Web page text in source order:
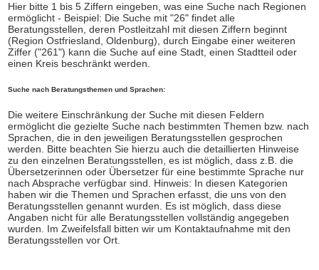
Hier bitte 1 bis 5 Ziffern eingeben, was eine Suche nach Regionen
ermöglicht - Beispiel: Die Suche mit "26" findet alle
Beratungsstellen, deren Postleitzahl mit diesen Ziffern beginnt
(Region Ostfriesland, Oldenburg), durch Eingabe einer weiteren
Ziffer ("261") kann die Suche auf eine Stadt, einen Stadtteil oder
einen Kreis beschränkt werden.
Suche nach Beratungsthemen und Sprachen:
Die weitere Einschränkung der Suche mit diesen Feldern
ermöglicht die gezielte Suche nach bestimmten Themen bzw. nach
Sprachen, die in den jeweiligen Beratungsstellen gesprochen
werden. Bitte beachten Sie hierzu auch die detaillierten Hinweise
zu den einzelnen Beratungsstellen, es ist möglich, dass z.B. die
Übersetzerinnen oder Übersetzer für eine bestimmte Sprache nur
nach Absprache verfügbar sind. Hinweis: In diesen Kategorien
haben wir die Themen und Sprachen erfasst, die uns von den
Beratungsstellen genannt wurden. Es ist möglich, dass diese
Angaben nicht für alle Beratungsstellen vollständig angegeben
wurden. Im Zweifelsfall bitten wir um Kontaktaufnahme mit den
Beratungsstellen vor Ort.